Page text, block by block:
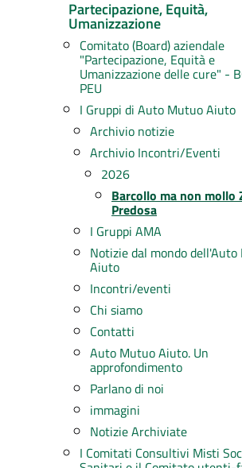
Partecipazione, Equità,
Umanizzazione
Comitato (Board) aziendale
"Partecipazione, Equità e
Umanizzazione delle cure" -
PEU
I Gruppi di Auto Mutuo Aiuto
Archivio notizie
Archivio Incontri/Eventi
2026
Barcollo ma non mollo
Predosa
I Gruppi AMA
Notizie dal mondo
Aiuto
Incontri/eventi
Chi siamo
Contatti
Auto Mutuo Aiuto. Un
approfondimento
Parlano di noi
immagini
Notizie Archiviate
I Comitati Consultivi Misti